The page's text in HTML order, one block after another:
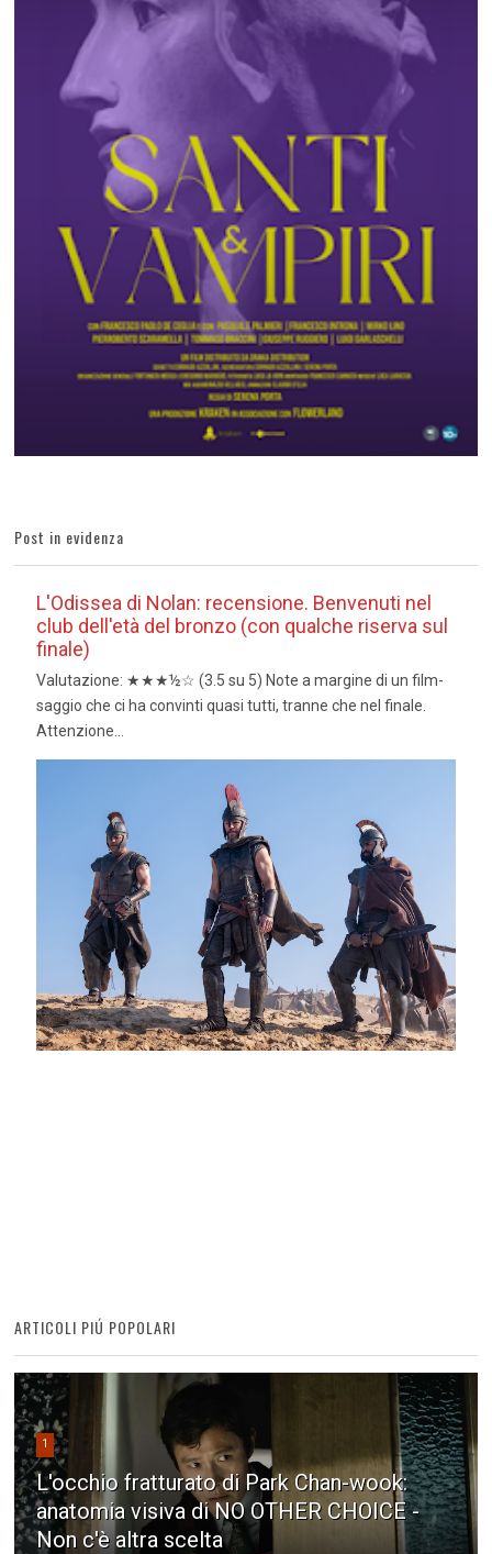
Post in evidenza
L'Odissea di Nolan: recensione. Benvenuti nel
club dell'età del bronzo (con qualche riserva sul
finale)
Valutazione: ★★★½☆ (3.5 su 5) Note a margine di un film-
saggio che ci ha convinti quasi tutti, tranne che nel finale.
Attenzione...
ARTICOLI PIÚ POPOLARI
1
L'occhio fratturato di Park Chan-wook:
anatomia visiva di NO OTHER CHOICE -
Non c'è altra scelta